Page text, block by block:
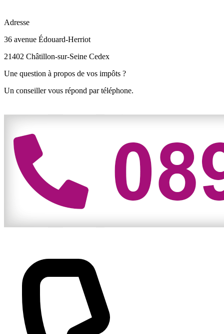
Adresse
36 avenue Édouard-Herriot
21402 Châtillon-sur-Seine Cedex
Une question à propos de vos impôts ?
Un conseiller vous répond par téléphone.